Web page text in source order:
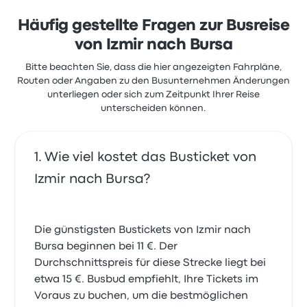
beginnen bei 12 €
Häufig gestellte Fragen zur Busreise
von Izmir nach Bursa
Bitte beachten Sie, dass die hier angezeigten Fahrpläne,
Routen oder Angaben zu den Busunternehmen Änderungen
unterliegen oder sich zum Zeitpunkt Ihrer Reise
unterscheiden können.
Wie viel kostet das Busticket von
Izmir nach Bursa?
Die günstigsten Bustickets von Izmir nach
Bursa beginnen bei 11 €. Der
Durchschnittspreis für diese Strecke liegt bei
etwa 15 €. Busbud empfiehlt, Ihre Tickets im
Voraus zu buchen, um die bestmöglichen